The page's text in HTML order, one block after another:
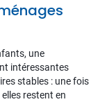
une
intéressantes
stables : une fois
restent en